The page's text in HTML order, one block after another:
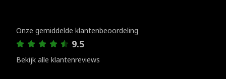
Onze gemiddelde klantenbeoordeling
9.5
Bekijk alle klantenreviews